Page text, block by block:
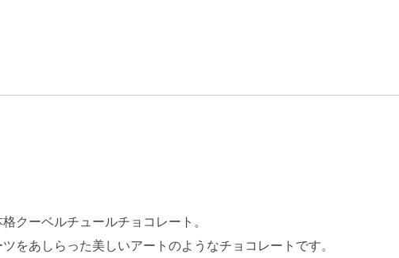
クーベルチュールチョコレート。
をあしらった美しいアートのようなチョコレートです。